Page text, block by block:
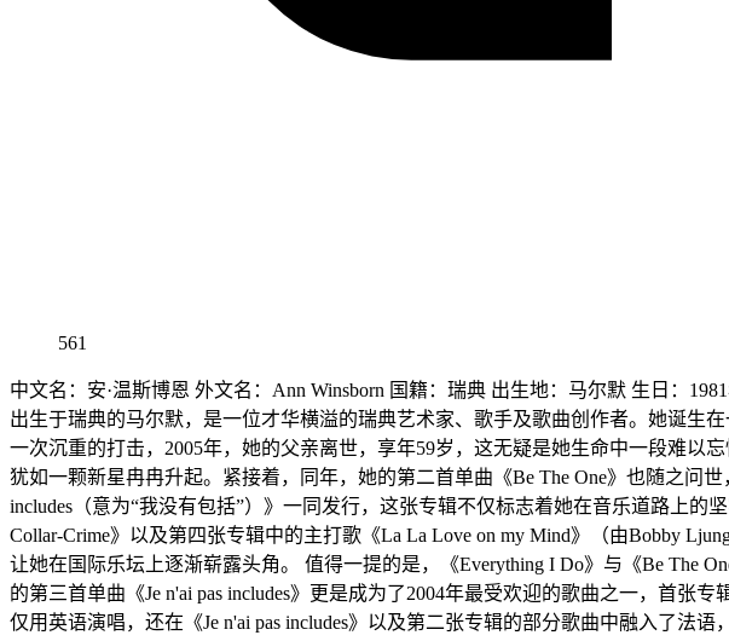
561
中文名：安·温斯博恩 外文名：Ann Winsborn 国籍：瑞典 出生地：马尔默 生日：
出生于瑞典的马尔默，是一位才华横溢的瑞典艺术家、歌手及歌曲创作者。她诞生
一次沉重的打击，2005年，她的父亲离世，享年59岁，这无疑是她生命中一段难以
犹如一颗新星冉冉升起。紧接着，同年，她的第二首单曲《Be The One》也随之问
includes（意为“我没有包括”）》一同发行，这张专辑不仅标志着她在音乐道路上
Collar-Crime》以及第四张专辑中的主打歌《La La Love on my Mind》（由Bobby
让她在国际乐坛上逐渐崭露头角。 值得一提的是，《Everything I Do》与《Be The
的第三首单曲《Je n'ai pas includes》更是成为了2004年最受欢迎的歌曲之一，首
仅用英语演唱，还在《Je n'ai pas includes》以及第二张专辑的部分歌曲中融入了法